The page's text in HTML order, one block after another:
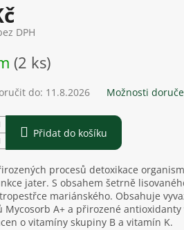
DPH
(2 ks)
do: 11.8.2026 Možnosti
Přidat do košíku
procesů detoxikace
jater. S obsahem šetrně
mariánského. Obsahuje
Mycosorb A+ a přirozené antioxidanty
o vitamíny skupiny B a vitamín K.